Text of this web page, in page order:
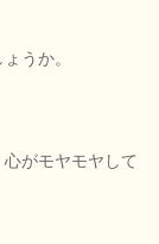
うか。
がモヤモヤして